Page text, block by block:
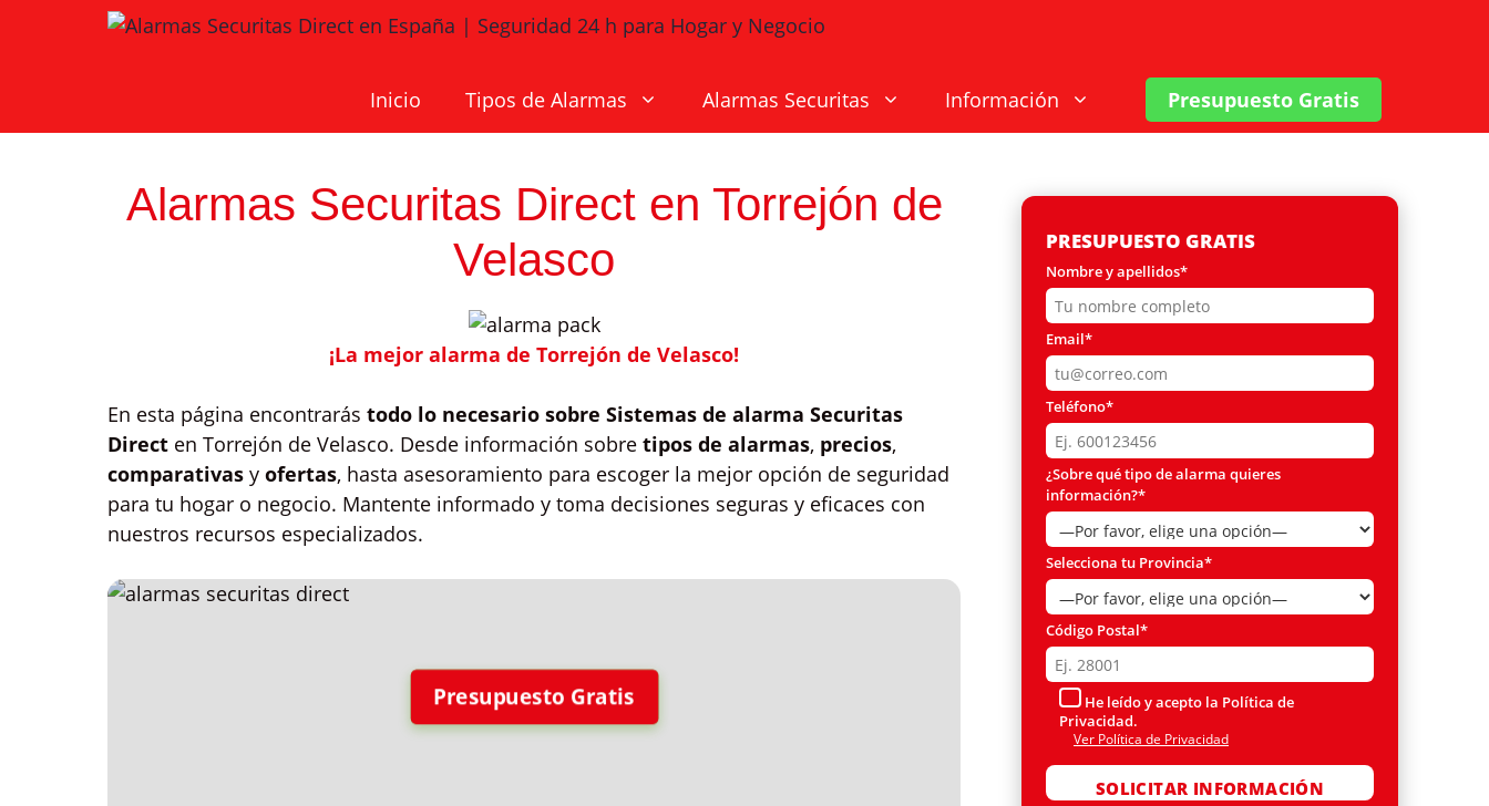
Inicio
Tipos de Alarmas Alarmas Securitas Información Presupuesto Gratis
Alarmas Securitas Direct en Torrejón de
Velasco
¡La mejor alarma de Torrejón de Velasco!
En esta página encontrarás todo lo necesario sobre Sistemas de alarma Securitas
Direct en Torrejón de Velasco. Desde información sobre tipos de alarmas, precios,
comparativas y ofertas, hasta asesoramiento para escoger la mejor opción de seguridad
para tu hogar o negocio. Mantente informado y toma decisiones seguras y eficaces con
nuestros recursos especializados.
Presupuesto Gratis
PRESUPUESTO GRATIS
Nombre y apellidos*
Email*
Teléfono*
¿Sobre qué tipo de alarma quieres
información?*
Selecciona tu Provincia*
Código Postal*
He leído y acepto la Política de
Privacidad.
Ver Política de Privacidad
Por favor, deja este campo vacío.